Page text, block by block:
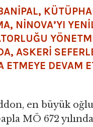
NİNOVA’YI
ASKERİ
ETMEYE DEVAM
en büyük
MÖ 672